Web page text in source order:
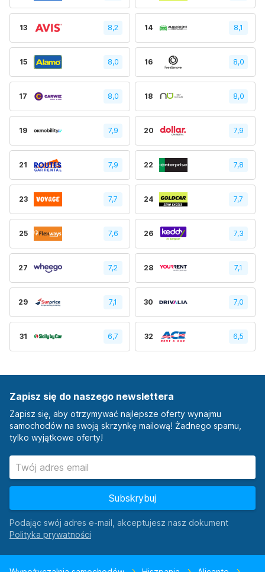
13 8,2 14 8,1
15 8,0 16 8,0
17 8,0 18 8,0
19 7,9 20 7,9
21 7,9 22 7,8
23 7,7 24 7,7
25 7,6 26 7,3
27 7,2 28 7,1
29 7,1 30 7,0
31 6,7 32 6,5
Zapisz się do naszego newslettera
Zapisz się, aby otrzymywać najlepsze oferty wynajmu
samochodów na swoją skrzynkę mailową! Żadnego spamu,
tylko wyjątkowe oferty!
Subskrybuj
Podając swój adres e-mail, akceptujesz nasz dokument